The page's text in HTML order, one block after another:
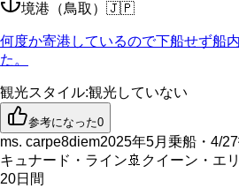
境港（鳥取） 🇯🇵
何度か寄港しているので下船せず船
た。
観光スタイル:観光していない
参考になった0
ms. carpe8diem2025年5月乗船・4/
キュナード・ライン🚢 クイーン・エ
20日間